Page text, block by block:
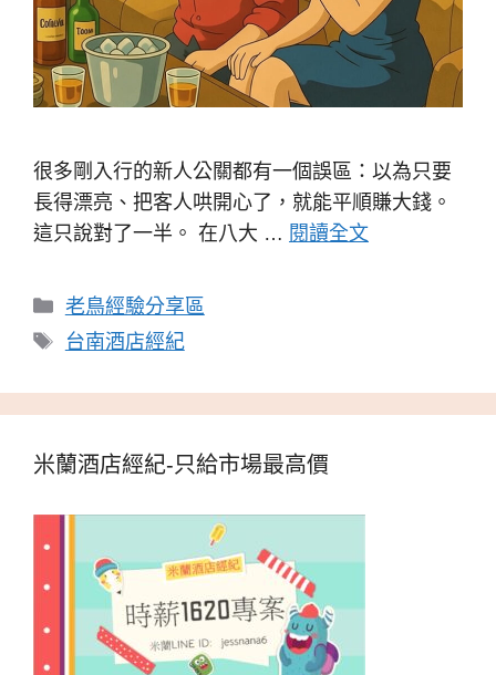
很多剛入行的新人公關都有一個誤區：以為只要
長得漂亮、把客人哄開心了，就能平順賺大錢。
這只說對了一半。 在八大 … 閱讀全文
分
類
老鳥經驗分享區
標
台南酒店經紀
米蘭酒店經紀-只給市場最高價